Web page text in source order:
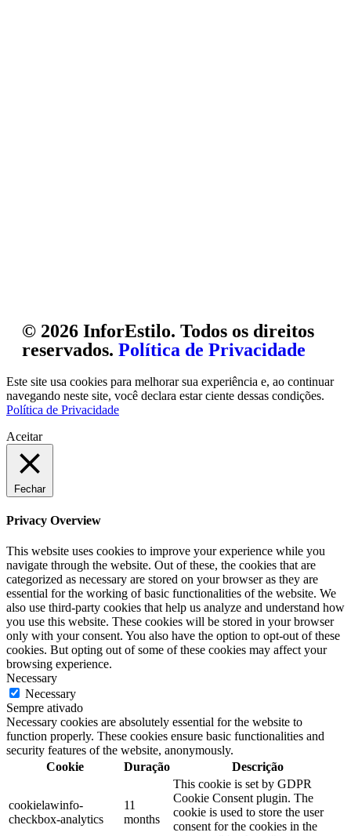
© 2026 InforEstilo. Todos os direitos
reservados. Política de Privacidade
Este site usa cookies para melhorar sua experiência e, ao continuar
navegando neste site, você declara estar ciente dessas condições.
Política de Privacidade
Aceitar
Fechar
Privacy Overview
This website uses cookies to improve your experience while you
navigate through the website. Out of these, the cookies that are
categorized as necessary are stored on your browser as they are
essential for the working of basic functionalities of the website. We
also use third-party cookies that help us analyze and understand how
you use this website. These cookies will be stored in your browser
only with your consent. You also have the option to opt-out of these
cookies. But opting out of some of these cookies may affect your
browsing experience.
Necessary
Necessary
Sempre ativado
Necessary cookies are absolutely essential for the website to
function properly. These cookies ensure basic functionalities and
security features of the website, anonymously.
Cookie
Duração Descrição
cookielawinfo-
checkbox-analytics
11
months
This cookie is set by GDPR
Cookie Consent plugin. The
cookie is used to store the user
consent for the cookies in the